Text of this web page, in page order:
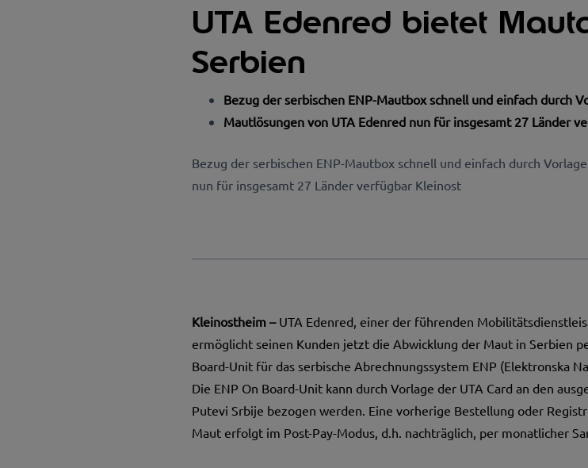
UTA Edenred bietet
Serbien
Bezug der serbischen ENP-Mautbox schnell und einfach durch
Mautlösungen von UTA Edenred nun für insgesamt 27 Länder
Bezug der serbischen ENP-Mautbox schnell und einfach durch
nun für insgesamt 27 Länder verfügbar Kleinost
Kleinostheim – UTA Edenred , einer der führenden
ermöglicht seinen Kunden jetzt die Abwicklung der Maut in Serbien
Board-Unit für das serbische Abrechnungssystem ENP (Elektronska
Die ENP On Board-Unit kann durch Vorlage der UTA Card an den
Putevi Srbije bezogen werden. Eine vorherige Bestellung oder
Maut erfolgt im Post-Pay-Modus, d.h. nachträglich, per monatlicher